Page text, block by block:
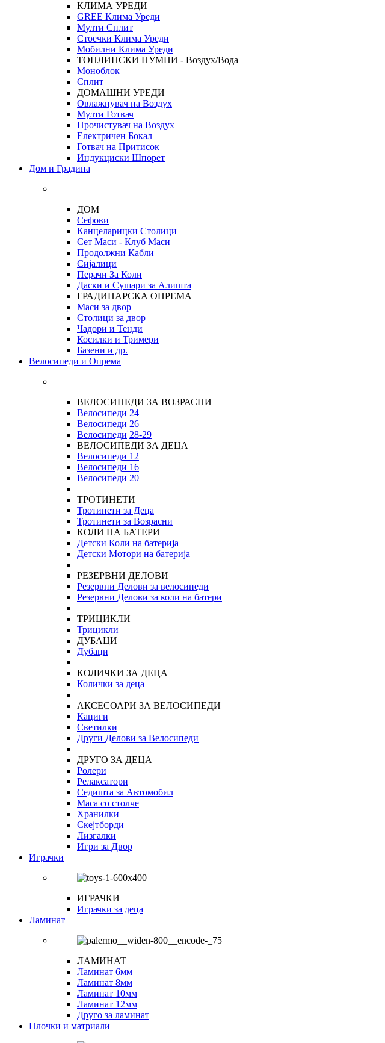
КЛИМА УРЕДИ
GREE Клима Уреди
Мулти Сплит
Стоечки Клима Уреди
Мобилни Клима Уреди
ТОПЛИНСКИ ПУМПИ - Воздух/Вода
Моноблок
Сплит
ДОМАШНИ УРЕДИ
Овлажнувач на Воздух
Мулти Готвач
Прочистувач на Воздух
Електричен Бокал
Готвач на Притисок
Индукциски Шпорет
Дом и Градина
ДОМ
Сефови
Канцеларицки Столици
Сет Маси - Клуб Маси
Продолжни Кабли
Сијалици
Перачи За Коли
Даски и Сушари за Алишта
ГРАДИНАРСКА ОПРЕМА
Маси за двор
Столици за двор
Чадори и Тенди
Косилки и Тримери
Базени и др.
Велосипеди и Опрема
ВЕЛОСИПЕДИ ЗА ВОЗРАСНИ
Велосипеди 24
Велосипеди 26
Велосипеди 28-29
ВЕЛОСИПЕДИ ЗА ДЕЦА
Велосипеди 12
Велосипеди 16
Велосипеди 20
ТРОТИНЕТИ
Тротинети за Деца
Тротинети за Возрасни
КОЛИ НА БАТЕРИ
Детски Коли на батерија
Детски Мотори на батерија
РЕЗЕРВНИ ДЕЛОВИ
Резервни Делови за велосипеди
Резервни Делови за коли на батери
ТРИЦИКЛИ
Трицикли
ДУБАЦИ
Дубаци
КОЛИЧКИ ЗА ДЕЦА
Колички за деца
АКСЕСОАРИ ЗА ВЕЛОСИПЕДИ
Кациги
Светилки
Други Делови за Велосипеди
ДРУГО ЗА ДЕЦА
Ролери
Релаксатори
Седишта за Автомобил
Маса со столче
Хранилки
Скејтборди
Лизгалки
Игри за Двор
Играчки
ИГРАЧКИ
Играчки за деца
Ламинат
ЛАМИНАТ
Ламинат 6мм
Ламинат 8мм
Ламинат 10мм
Ламинат 12мм
Друго за ламинат
Плочки и матриали